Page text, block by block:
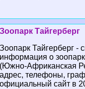
Зоопарк Тайгерберг
Зоопарк Тайгерберг -
информация о
(Южно-Африканская
адрес, телефоны,
официальный сайт в